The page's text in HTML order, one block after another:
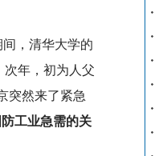
，清华大学的
次年，初为人父
突然来了紧急
工业急需的关